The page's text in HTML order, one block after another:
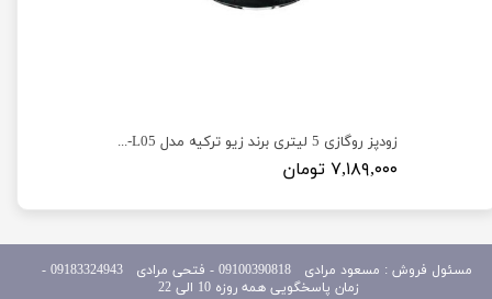
زودپز روگازی 5 لیتری برند زیو ترکیه مدل ZPC-1653-L05
۷,۱۸۹,۰۰۰ تومان
مسئول
فروش : مسعود مرادی 09100390818​​​​​​​ ​​​​​​​- فتحی مرادی 09183324943 -
زمان پاسخگویی همه روزه 10 الی 22